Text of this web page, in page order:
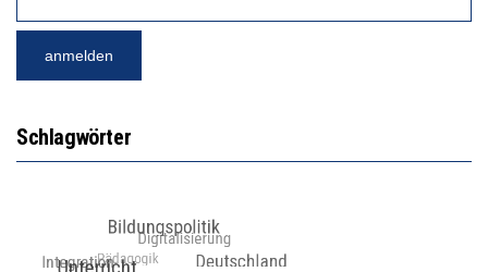
Schlagwörter